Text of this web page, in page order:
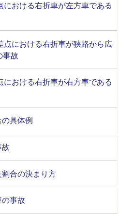
における右折車が左方車である
点における右折車が狭路から広
事故
における右折車が右方車である
具体例
合の決まり方
事故